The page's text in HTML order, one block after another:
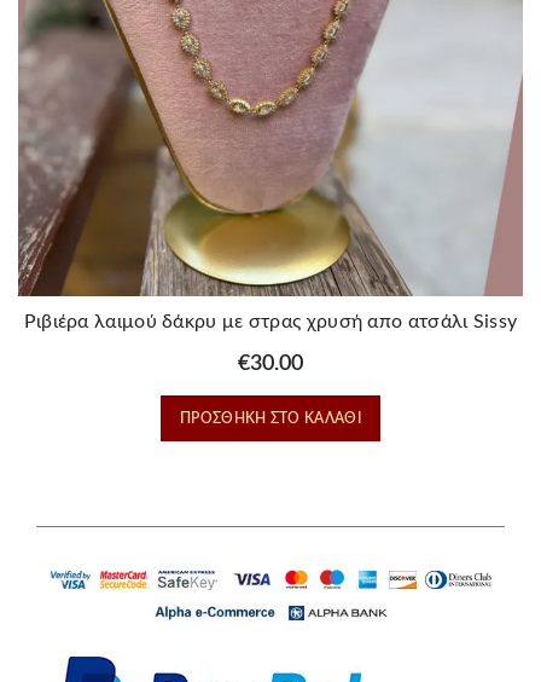
Ριβιέρα λαιμού δάκρυ με στρας χρυσή απο ατσάλι Sissy
€30.00
ΠΡΟΣΘΉΚΗ ΣΤΟ ΚΑΛΆΘΙ